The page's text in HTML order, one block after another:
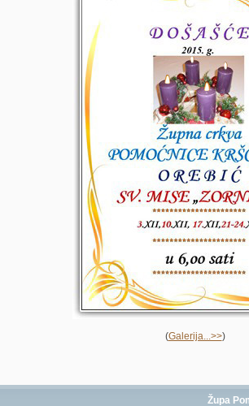
Player.
(Galerija...>>)
Župa